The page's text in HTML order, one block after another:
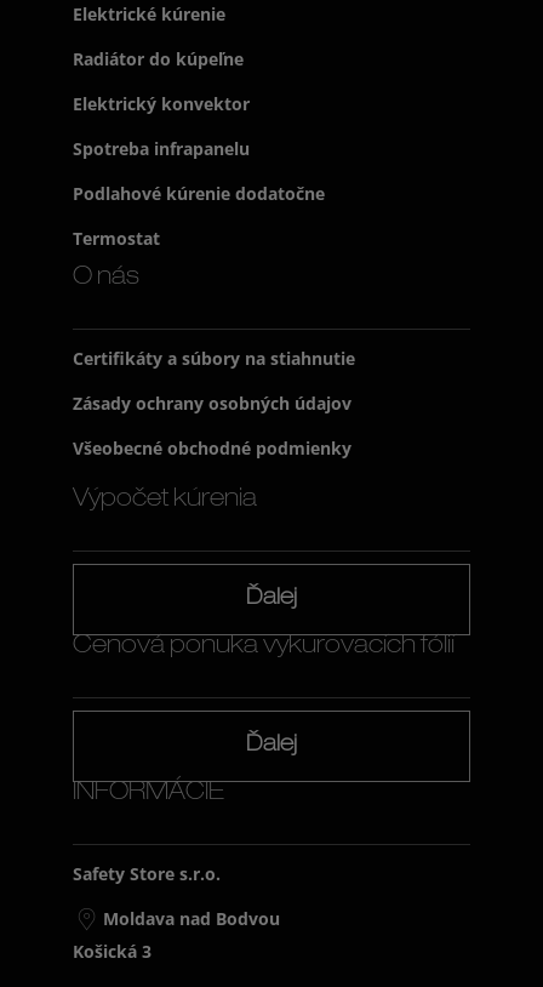
Elektrické kúrenie
Radiátor do kúpeľne
Elektrický konvektor
Spotreba infrapanelu
Podlahové kúrenie dodatočne
Termostat
O nás
Certifikáty a súbory na stiahnutie
Zásady ochrany osobných údajov
Všeobecné obchodné podmienky
Výpočet kúrenia
Ďalej
Cenová ponuka vykurovacích fólií
Ďalej
INFORMÁCIE
Safety Store s.r.o.
Moldava nad Bodvou
Košická 3